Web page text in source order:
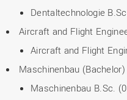
Dentaltechnologie
Aircraft and Flight
Aircraft and Flight
Maschinenbau (Bachelor)
Maschinenbau B.Sc.